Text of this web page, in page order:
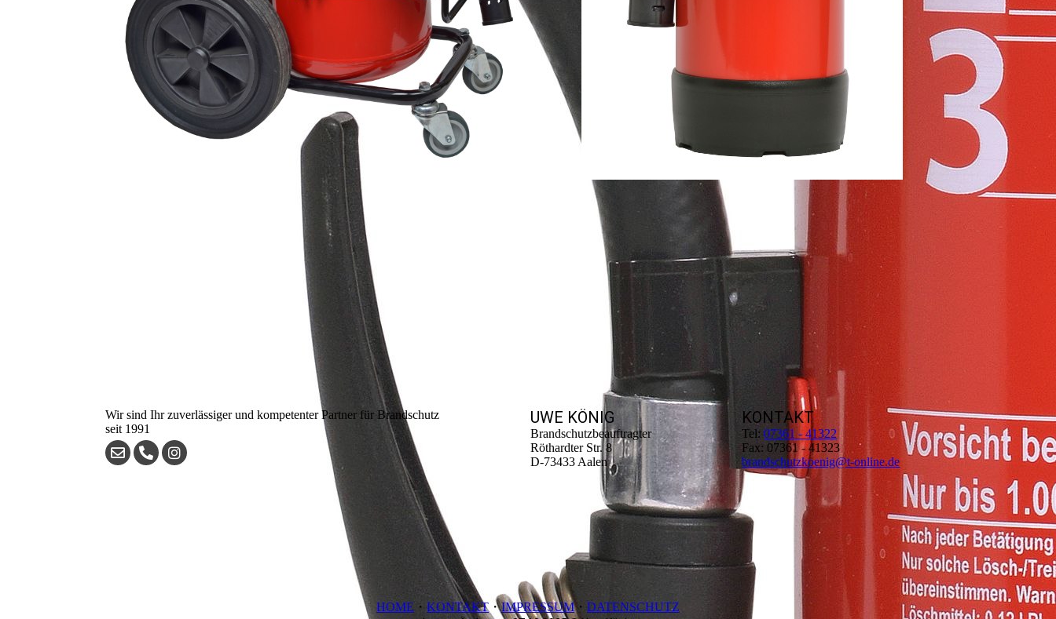
Wir sind Ihr zuverlässiger und kompetenter Partner für Brand­schutz
seit 1991
UWE KÖNIG
Brandschutzbeauftragter
Röthardter Str. 8
D-73433 Aalen
KONTAKT
Tel:07361 - 41322
Fax: 07361 - 41323
brandschutzkoenig@t-online.de
HOME ・ KONTAKT ・IMPRESSUM・ DATENSCHUTZ